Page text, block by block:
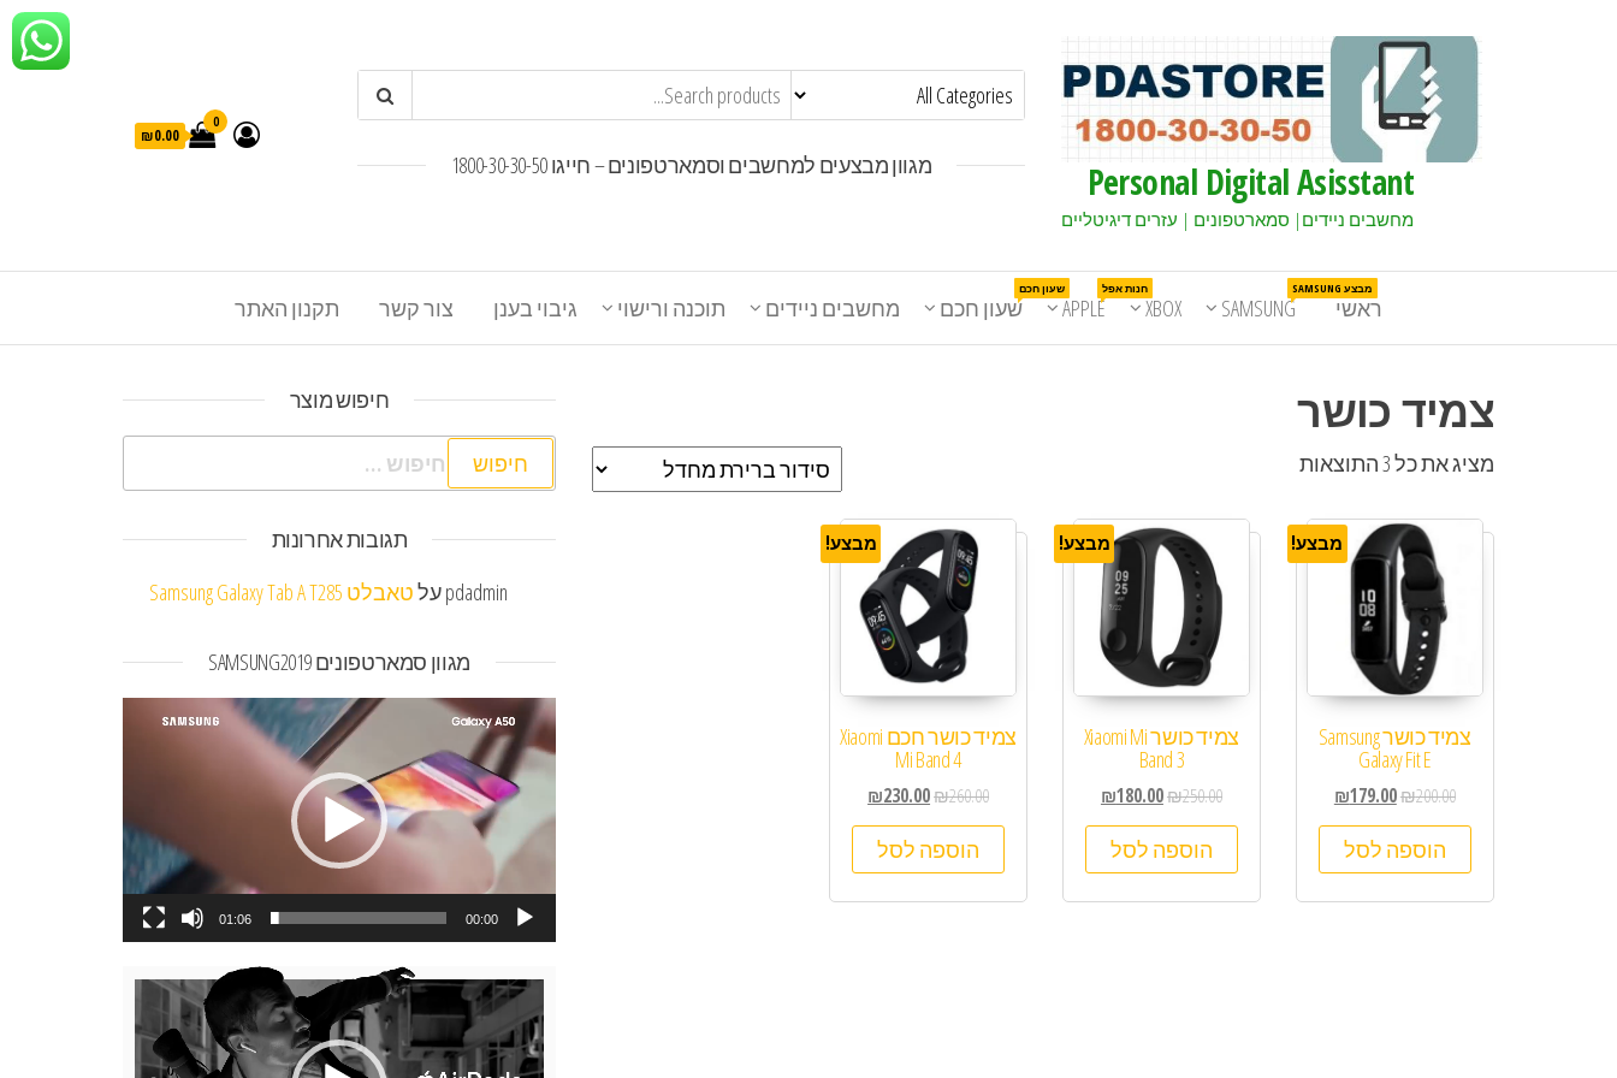
Personal Digital Asisstant
מחשבים ניידים| סמארטפונים | עזרים דיגיטליים
מגוון מבצעים למחשבים וסמארטפונים – חייגו 1800-30-30-50
0
₪0.00
ראשי SAMSUNG
מבצע SAMSUNG
XBOX
APPLE
חנות אפל
שעון חכם
שעון חכם
מחשבים ניידים תוכנה ורישוי גיבוי בענן צור קשר תקנון האתר
צמיד כושר
מציג את כל 3 התוצאות
מבצע!
‏צמיד כושר Samsung
Galaxy Fit E
₪200.00
₪179.00
הוספה לסל
מבצע!
צמיד כושר Xiaomi Mi
Band 3
₪250.00
₪180.00
הוספה לסל
מבצע!
צמיד כושר חכם Xiaomi
Mi Band 4
₪260.00
₪230.00
הוספה לסל
חיפוש מוצר
חיפוש:
תגובות אחרונות
pdadminעלטאבלט Samsung Galaxy Tab A T285
מגוון סמארטפונים SAMSUNG2019
נגן
וידאו
00:00
01:06
נגן
וידאו